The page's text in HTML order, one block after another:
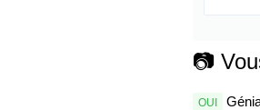
📷
OUI